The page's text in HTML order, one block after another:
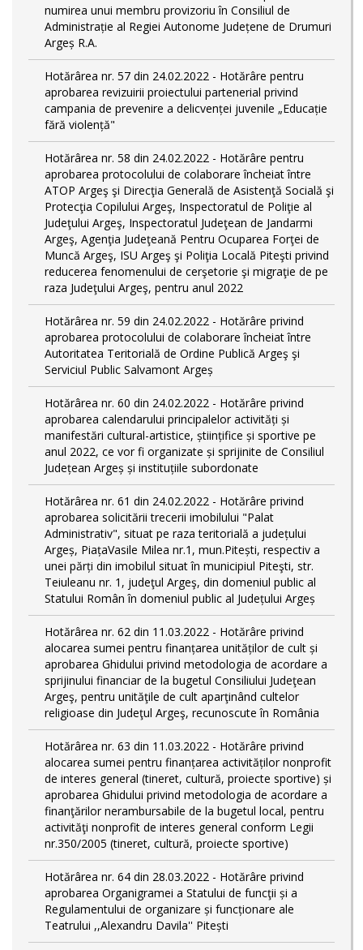
numirea unui membru provizoriu în Consiliul de
Administrație al Regiei Autonome Județene de Drumuri
Argeș R.A.
Hotărârea nr. 57 din 24.02.2022 - Hotărâre pentru
aprobarea revizuirii proiectului partenerial privind
campania de prevenire a delicvenței juvenile „Educație
fără violență"
Hotărârea nr. 58 din 24.02.2022 - Hotărâre pentru
aprobarea protocolului de colaborare încheiat între
ATOP Argeş şi Direcţia Generală de Asistenţă Socială şi
Protecţia Copilului Argeş, Inspectoratul de Poliţie al
Judeţului Argeş, Inspectoratul Judeţean de Jandarmi
Argeş, Agenţia Judeţeană Pentru Ocuparea Forţei de
Muncă Argeş, ISU Argeş şi Poliţia Locală Piteşti privind
reducerea fenomenului de cerşetorie şi migraţie de pe
raza Judeţului Argeş, pentru anul 2022
Hotărârea nr. 59 din 24.02.2022 - Hotărâre privind
aprobarea protocolului de colaborare încheiat între
Autoritatea Teritorială de Ordine Publică Argeş şi
Serviciul Public Salvamont Argeș
Hotărârea nr. 60 din 24.02.2022 - Hotărâre privind
aprobarea calendarului principalelor activități și
manifestări cultural-artistice, științifice și sportive pe
anul 2022, ce vor fi organizate și sprijinite de Consiliul
Județean Argeș și instituțiile subordonate
Hotărârea nr. 61 din 24.02.2022 - Hotărâre privind
aprobarea solicitării trecerii imobilului "Palat
Administrativ", situat pe raza teritorială a județului
Argeș, PiațaVasile Milea nr.1, mun.Pitești, respectiv a
unei părți din imobilul situat în municipiul Piteşti, str.
Teiuleanu nr. 1, judeţul Argeş, din domeniul public al
Statului Român în domeniul public al Județului Argeș
Hotărârea nr. 62 din 11.03.2022 - Hotărâre privind
alocarea sumei pentru finanțarea unităților de cult și
aprobarea Ghidului privind metodologia de acordare a
sprijinului financiar de la bugetul Consiliului Judeţean
Argeş, pentru unităţile de cult aparţinând cultelor
religioase din Judeţul Argeş, recunoscute în România
Hotărârea nr. 63 din 11.03.2022 - Hotărâre privind
alocarea sumei pentru finanțarea activităților nonprofit
de interes general (tineret, cultură, proiecte sportive) și
aprobarea Ghidului privind metodologia de acordare a
finanţărilor nerambursabile de la bugetul local, pentru
activităţi nonprofit de interes general conform Legii
nr.350/2005 (tineret, cultură, proiecte sportive)
Hotărârea nr. 64 din 28.03.2022 - Hotărâre privind
aprobarea Organigramei a Statului de funcţii și a
Regulamentului de organizare și funcționare ale
Teatrului ,,Alexandru Davila'' Pitești